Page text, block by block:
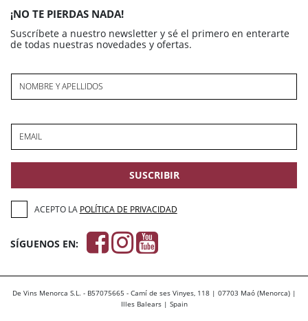
¡NO TE PIERDAS NADA!
Suscríbete a nuestro newsletter y sé el primero en enterarte
de todas nuestras novedades y ofertas.
NOMBRE Y APELLIDOS
EMAIL
SUSCRIBIR
ACEPTO LA POLÍTICA DE PRIVACIDAD
SÍGUENOS EN:
De Vins Menorca S.L. - B57075665 - Camí de ses Vinyes, 118 | 07703 Maó (Menorca) |
Illes Balears | Spain